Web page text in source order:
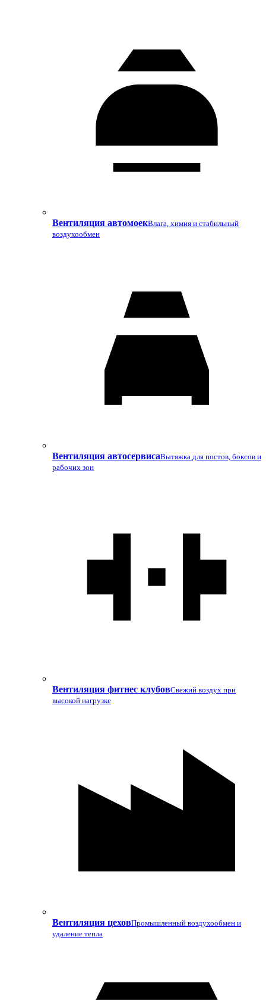
Вентиляция автомоекВлага, химия и стабильный
воздухообмен
Вентиляция автосервисаВытяжка для постов, боксов и
рабочих зон
Вентиляция фитнес клубовСвежий воздух при
высокой нагрузке
Вентиляция цеховПромышленный воздухообмен и
удаление тепла